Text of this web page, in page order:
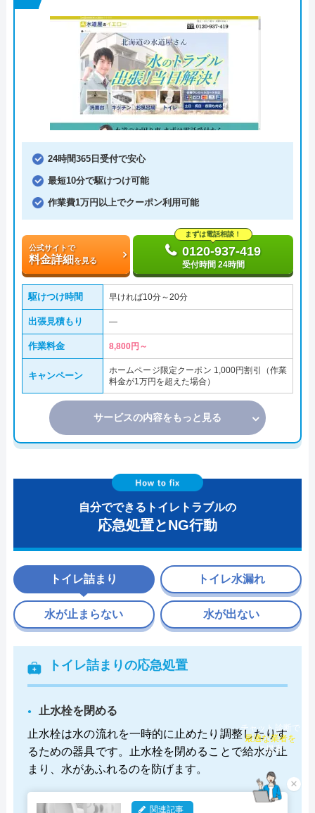
24時間365日受付で安心
最短10分で駆けつけ可能
作業費1万円以上でクーポン利用可能
公式サイトで
料金詳細を見る
まずは電話相談！
0120-937-419
受付時間 24時間
駆けつけ時間 早ければ10分～20分
出張見積もり ―
作業料金 8,800円～
キャンペーン
ホームページ限定クーポン 1,000円割引（作業
料金が1万円を超えた場合）
サービスの内容をもっと見る
自分でできるトイレトラブルの
応急処置とNG行動
トイレ詰まり
トイレ詰まりの応急処置
止水栓を閉める
止水栓は水の流れを一時的に止めたり調整したりす
るための器具です。止水栓を閉めることで給水が止
まり、水があふれるのを防げます。
関連記事
トイレ水漏れ
水が止まらない 水が出ない
×
チャット診断で
最適な業者を
ご提案